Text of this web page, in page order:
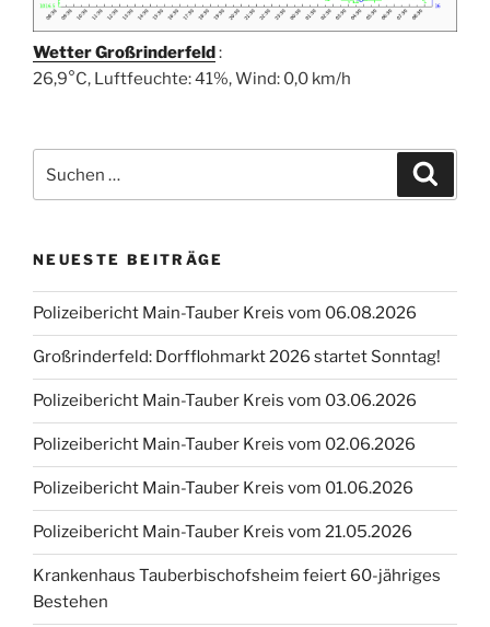
Wetter Großrinderfeld:
26,9°C, Luftfeuchte: 41%, Wind: 0,0 km/h
nach:
NEUESTE BEITRÄGE
Polizeibericht Main-Tauber Kreis vom 06.08.2026
Großrinderfeld: Dorfflohmarkt 2026 startet Sonntag!
Polizeibericht Main-Tauber Kreis vom 03.06.2026
Polizeibericht Main-Tauber Kreis vom 02.06.2026
Polizeibericht Main-Tauber Kreis vom 01.06.2026
Polizeibericht Main-Tauber Kreis vom 21.05.2026
Krankenhaus Tauberbischofsheim feiert 60-jähriges
Bestehen